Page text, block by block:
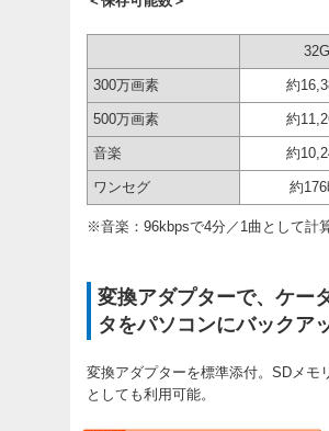
300万画素 約
500万画素 約
音楽 約
ワンセグ 約176
※音楽：96kbpsで4分／1曲として計
変換アダプターで、ケー
タをパソコンにバックア
変換アダプターを標準添付。SDメモ
としても利用可能。